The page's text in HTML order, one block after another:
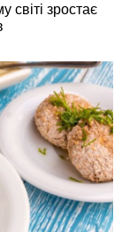
світі зростає